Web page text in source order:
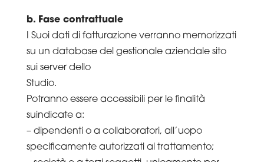
b. Fase contrattuale
I Suoi dati di fatturazione verranno memorizzati
su un database del gestionale aziendale sito
sui server dello
Studio.
Potranno essere accessibili per le finalità
suindicate a:
– dipendenti o a collaboratori, all’uopo
specificamente autorizzati al trattamento;